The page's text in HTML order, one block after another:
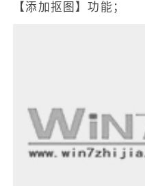
【添加抠图】功能；